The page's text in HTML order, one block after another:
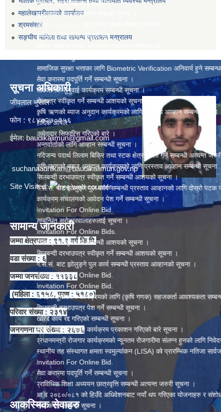
सेवा प्रवाहको मापदण्ड (SOP)
भू-उपयोग क्षेत्र वर्गीकरण सम्बन्धी सूचना ।
आ.व. २०७९/०८० को अन्तिम लेखापरीक्षण प्रतिवेदन
उम्मेदवार सिफारिस गरिएको बारे ।
सामाजिक सुरक्षा भत्ताका लागि Biometric Verification अनिवार्य हुने सम्बन्धमा ।
सेवा करारमा पदपूर्ति गर्ने सम्बन्धी सूचना ।
सार्वजनिक सुनुवाई कार्यक्रम सम्बन्धी सूचना ।
बोलपत्र स्वीकृत गर्ने सम्बन्धी आशयको सूचना ।
कृषि ऋणको ब्याज अनुदान कार्यक्रमको लागि प्रस्ताव आव्हान सम्बन्धी सूचना ।
हार्दिक अपिल
उम्मेदवार सिफारिस गरिएको बारे ।
अन्तर्वार्ताको लागि आव्हान सम्बन्धी सूचना ।
नदिजन्य पदार्थ लिलाम बिक्रि तथा स्टक क्षेत्र खाली गर्ने सम्बन्धी अत्यन्त जरुरी सूचना ।
कृषि ऋणको ब्याज अनुदान कार्यक्रमको लागि प्रस्ताव आव्हान सम्बन्धी सूचना ।
सिलबन्दी दरभाउपत्र स्वीकृत गर्ने सम्बन्धी आशयको सूचना ।
गै.स.सं. बाट झोलुङ्गे पुल कार्य सम्बन्धी प्रस्ताव आव्हानको लागि दोस्रो पटक प्रकाशित
कार्यक्रम संचालनको आवेदन पेश गर्ने सम्बन्धी सूचना ।
Invitation For Online Bid.
सम्बन्धित सरोकारवालाहरुलाई सूचना ।
Invitation For Online Bids.
बोलपत्र स्वीकृत गर्ने सम्बन्धी आशयको सूचना ।
सिलबन्दी दरभाउपत्र स्वीकृत गर्ने सम्बन्धी आशयको सूचना ।
गै.स.सं. बाट झोलुङ्गे पुल कार्य सम्बन्धी प्रस्ताव आव्हानको सूचना ।
Invitation For Online Bid.
Invitation For Online Bid.
किसान सूचीकरण कार्यक्रमको लागि (कृषि गणक) सहजकर्ता आवश्यकता सम्बन्धी सूचना ।
सिलबन्दी दरभाउपत्र पेश गर्ने सम्बन्धी सूचना ।
खरिद कार्य रद्द गरिएको सम्बन्धी सूचना ।
संक्षिप्त सूची र परीक्षा कार्यक्रम प्रकाशन गरिएको बारे सूचना ।
प्रधानमन्त्री रोजगार कार्यक्रमको न्यूनतम रोजगारीमा संलग्न हुनको लागि निवेदन दिने
स्थानीय तह संस्थागत क्षमता स्वमुल्यांकन (LISA) को प्रारम्भिक नतिजा सार्वजनिक
Invitation For Online Bid.
सेवा करारमा पदपूर्ति गर्ने सम्बन्धी सूचना ।
प्राविधिक शिक्षा अध्ययन छात्रवृत्ति सम्बन्धी अत्यन्त जरुरी सूचना ।
आ.व २०८०/०८१ को हिउँदे अधिवेशनबाट नयाँ थप गरिएका योजनाहरु र संशोधन गरिएका
सेवा करार सम्बन्धी सूचना ।
महालेखापरीक्षकको कार्यालय
श्रमसंसार
सङ्घीय मामिला तथा सामान्य प्रशासन मन्त्रालय
सूचना अधिकारी
जीवलाल भुसाल
फोन : ९८४७२७०२५६
ईमेल: baudikalimun@gmail.com
suchanaadhikari@baudikalimun.gov.np
Site Visited:
सामान्य जानकारी
जम्मा क्षेत्रफल : ९१.९ वर्ग कि.मि.
वडा संख्या : ६
जम्मा जनसंख्या : ११३३८
(महिला : ६१५८, पुरुष : ५१८०)
परिवार संख्या : २३१४
जनगणना घर संख्या : २६७६
आकस्मिक सेवाहरु